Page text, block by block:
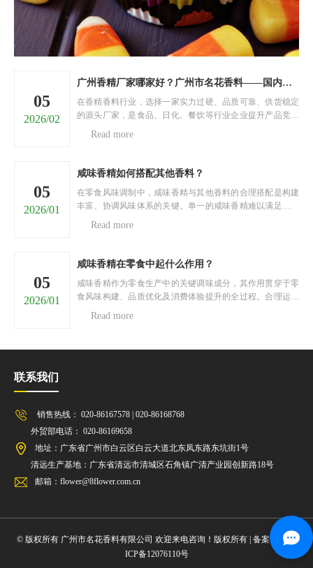
05
2026/02
广州香精厂家哪家好？广州市名花香料——国内香精源头直供厂家
在香精香料行业，选择一家实力过硬、品质可靠、供货稳定
的源头厂家，是食品、日化、餐饮等行业企业提升产品竞争
力的关键。面对市面上五花八门的香精厂家，很多采购商陷
推荐......
Read more
05
2026/01
咸味香精如何搭配其他香料？
在零食风味调制中，咸味香精与其他香料的合理搭配是构建
丰富、协调风味体系的关键。单一的咸味香精难以满足消费
者对风味层次的多元需求，通过与不同类型香料科学搭配，
的搭......
Read more
05
2026/01
咸味香精在零食中起什么作用？
咸味香精作为零食生产中的关键调味成分，其作用贯穿于零
食风味构建、品质优化及消费体验提升的全过程。合理运用
咸味香精，能够契合消费者对咸味零食的风味需求，增强零
核......
Read more
联系我们
销售热线： 020-86167578 | 020-86168768
外贸部电话： 020-86169658
地址：广东省广州市白云区白云大道北东凤东路东坑街1号
清远生产基地：广东省清远市清城区石角镇广清产业园创新路18号
邮箱：flower@8flower.com.cn
© 版权所有 广州市名花香料有限公司 欢迎来电咨询！版权所有 | 备案号： 粤
ICP备12076110号